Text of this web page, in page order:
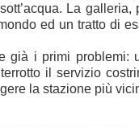
La galleria,
ed un tratto di
già i primi problemi:
il servizio
la stazione più